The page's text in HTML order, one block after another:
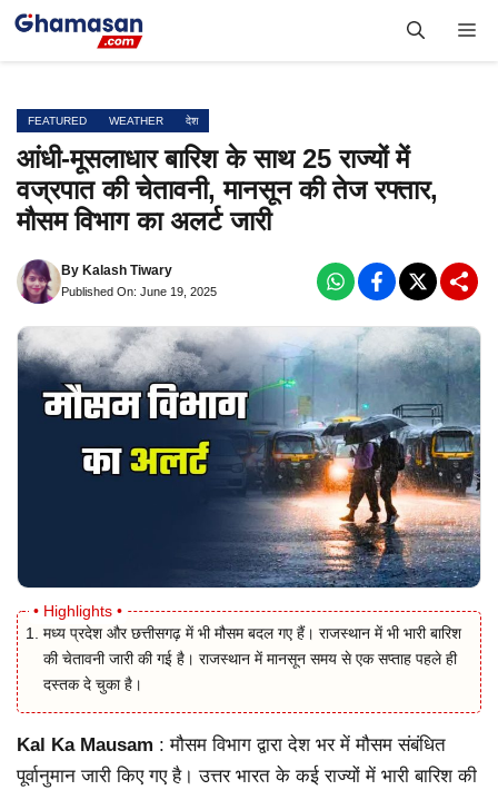
Skip
FEATURED WEATHER देश
आंधी-मूसलाधार बारिश के साथ 25 राज्यों में
वज्रपात की चेतावनी, मानसून की तेज रफ्तार,
मौसम विभाग का अलर्ट जारी
By Kalash Tiwary
Published On: June 19, 2025
मध्य प्रदेश और छत्तीसगढ़ में भी मौसम बदल गए हैं। राजस्थान में भी भारी बारिश
की चेतावनी जारी की गई है। राजस्थान में मानसून समय से एक सप्ताह पहले ही
दस्तक दे चुका है।
Kal Ka Mausam : मौसम विभाग द्वारा देश भर में मौसम संबंधित
पूर्वानुमान जारी किए गए है। उत्तर भारत के कई राज्यों में भारी बारिश की